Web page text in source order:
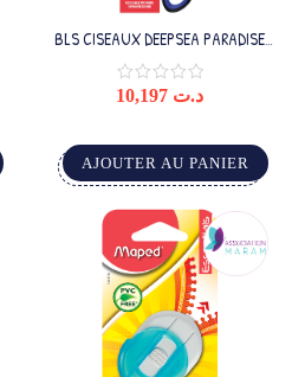
BLS CISEAUX DEEPSEA PARADISE
16CM TRY ME
د.ت
AJOUTER AU PANIER